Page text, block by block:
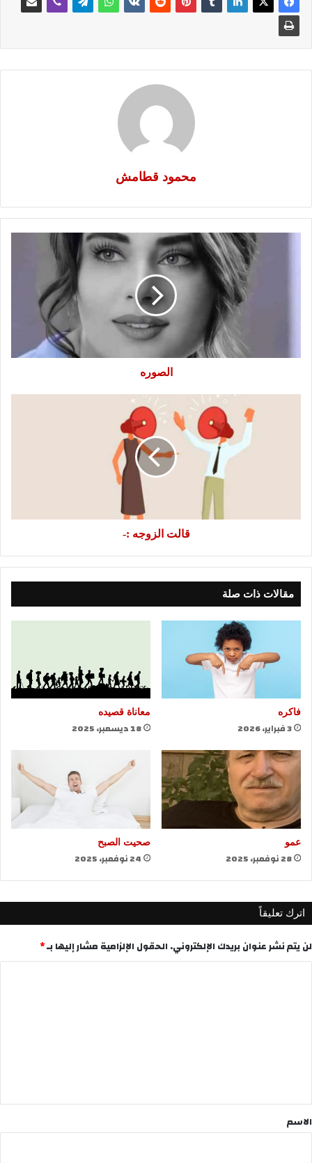
محمود قطامش
الصوره
قالت الزوجه :-
مقالات ذات صلة
فاكره
3 فبراير، 2026
معاناة قصيده
18 ديسمبر، 2025
عمو
28 نوفمبر، 2025
صحيت الصبح
24 نوفمبر، 2025
اترك تعليقاً
لن يتم نشر عنوان بريدك الإلكتروني. الحقول الإلزامية مشار إليها بـ*
*
الاسم